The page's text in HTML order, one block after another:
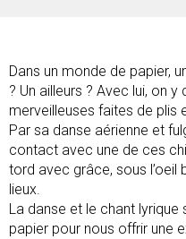
Dans un monde de papier,
? Un ailleurs ? Avec lui, on
merveilleuses faites de plis
Par sa danse aérienne et
contact avec une de ces
tord avec grâce, sous l’oeil
lieux.
La danse et le chant lyrique
papier pour nous offrir une